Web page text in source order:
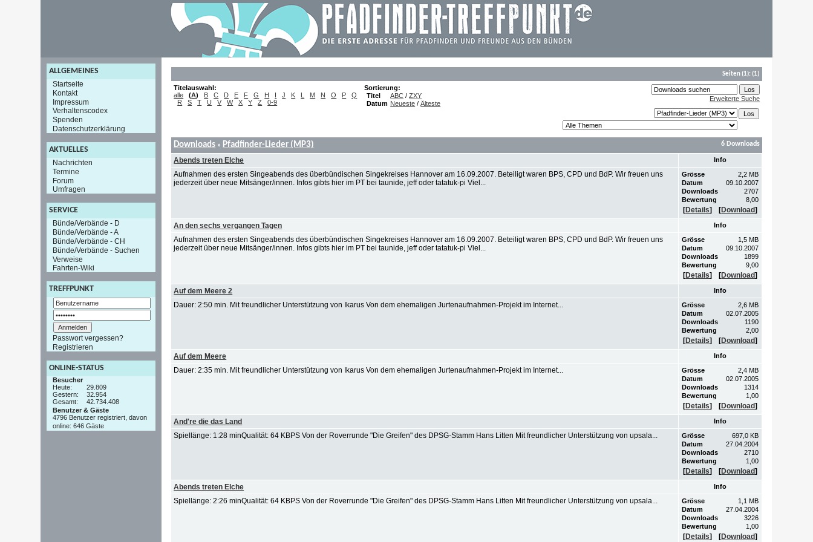
ALLGEMEINES
Startseite
Kontakt
Impressum
Verhaltenscodex
Spenden
Datenschutzerklärung
AKTUELLES
Nachrichten
Termine
Forum
Umfragen
SERVICE
Bünde/Verbände - D
Bünde/Verbände - A
Bünde/Verbände - CH
Bünde/Verbände - Suchen
Verweise
Fahrten-Wiki
TREFFPUNKT
Passwort vergessen?
Registrieren
ONLINE-STATUS
Besucher
Heute:
29.809
Gestern:
32.954
Gesamt:
42.734.408
Benutzer & Gäste
4796 Benutzer registriert, davon
online: 646 Gäste
Seiten(1):(1)
Titelauswahl:
alle
(A) B C D E F G H I J K L M N O P
Q
R
S T U V W X Y Z 0-9
Sortierung:
Titel
ABC /ZXY
Datum Neueste /Älteste
Erweiterte Suche
Downloads » Pfadfinder-Lieder (MP3) 6 Downloads
Abends treten Elche Info
Aufnahmen des ersten Singeabends des überbündischen Singekreises Hannover am 16.09.2007. Beteiligt waren BPS, CPD und BdP. Wir freuen uns
jederzeit über neue Mitsänger/innen. Infos gibts hier im PT bei taunide, jeff oder tatatuk-pi Viel...
Grösse
2,2 MB
Datum
09.10.2007
Downloads
2707
Bewertung
8,00
[Details] [Download]
An den sechs vergangen Tagen
Info
Aufnahmen des ersten Singeabends des überbündischen Singekreises Hannover am 16.09.2007. Beteiligt waren BPS, CPD und BdP. Wir freuen uns
jederzeit über neue Mitsänger/innen. Infos gibts hier im PT bei taunide, jeff oder tatatuk-pi Viel...
Grösse
1,5 MB
Datum
09.10.2007
Downloads
1899
Bewertung
9,00
[Details] [Download]
Auf dem Meere 2
Info
Dauer: 2:50 min. Mit freundlicher Unterstützung von Ikarus Von dem ehemaligen Jurtenaufnahmen-Projekt im Internet... Grösse
2,6 MB
Datum
02.07.2005
Downloads
1190
Bewertung
2,00
[Details] [Download]
Auf dem Meere
Info
Dauer: 2:35 min. Mit freundlicher Unterstützung von Ikarus Von dem ehemaligen Jurtenaufnahmen-Projekt im Internet... Grösse
2,4 MB
Datum
02.07.2005
Downloads
1314
Bewertung
1,00
[Details] [Download]
And're die das Land
Info
Spiellänge: 1:28 minQualität: 64 KBPS Von der Roverrunde "Die Greifen" des DPSG-Stamm Hans Litten Mit freundlicher Unterstützung von upsala... Grösse
697,0 KB
Datum
27.04.2004
Downloads
2710
Bewertung
1,00
[Details] [Download]
Abends treten Elche
Info
Spiellänge: 2:26 minQualität: 64 KBPS Von der Roverrunde "Die Greifen" des DPSG-Stamm Hans Litten Mit freundlicher Unterstützung von upsala... Grösse
1,1 MB
Datum
27.04.2004
Downloads
3226
Bewertung
1,00
[Details] [Download]